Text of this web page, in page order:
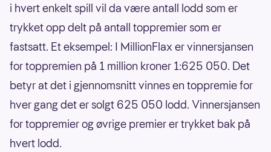
i hvert enkelt spill vil da være antall lodd som er
trykket opp delt på antall toppremier som er
fastsatt. Et eksempel: I MillionFlax er vinnersjansen
for toppremien på 1 million kroner 1:625 050. Det
betyr at det i gjennomsnitt vinnes en toppremie for
hver gang det er solgt 625 050 lodd. Vinnersjansen
for toppremier og øvrige premier er trykket bak på
hvert lodd.